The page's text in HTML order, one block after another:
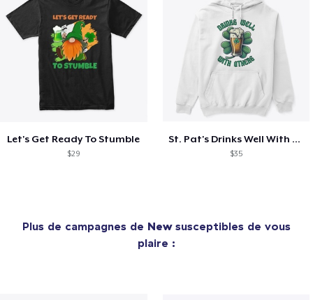
Let's Get Ready To Stumble
$29
St. Pat's Drinks Well With Others
$35
Plus de campagnes de Newsusceptibles de vous
plaire :